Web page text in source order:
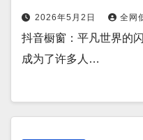
2026年5月2日 全网
抖音橱窗：平凡世界的
成为了许多人…